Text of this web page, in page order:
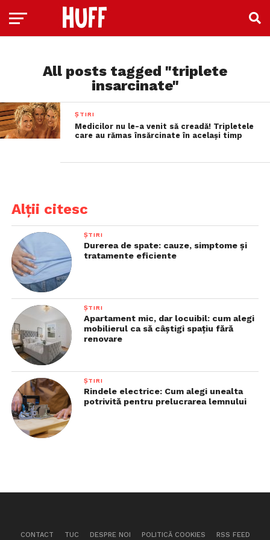
All posts tagged "triplete
insarcinate"
ȘTIRI
Medicilor nu le-a venit să creadă! Tripletele
care au rămas însărcinate în acelaşi timp
Alții citesc
ȘTIRI
Durerea de spate: cauze, simptome și
tratamente eficiente
ȘTIRI
Apartament mic, dar locuibil: cum alegi
mobilierul ca să câștigi spațiu fără
renovare
ȘTIRI
Rindele electrice: Cum alegi unealta
potrivită pentru prelucrarea lemnului
CONTACT TUC DESPRE NOI POLITICĂ COOKIES RSS FEED